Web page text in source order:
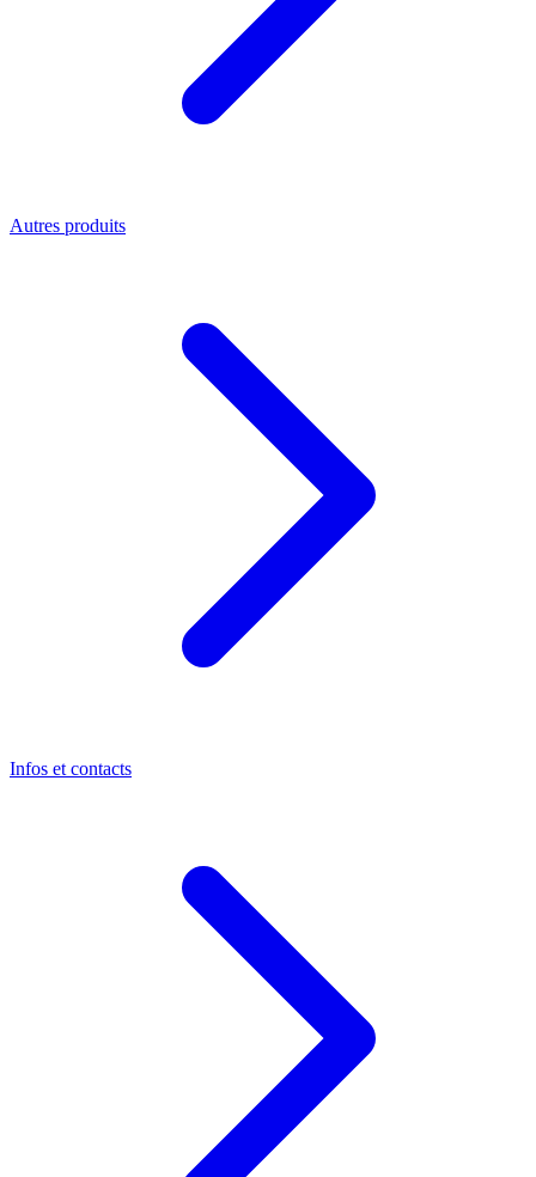
Autres produits
Infos et contacts